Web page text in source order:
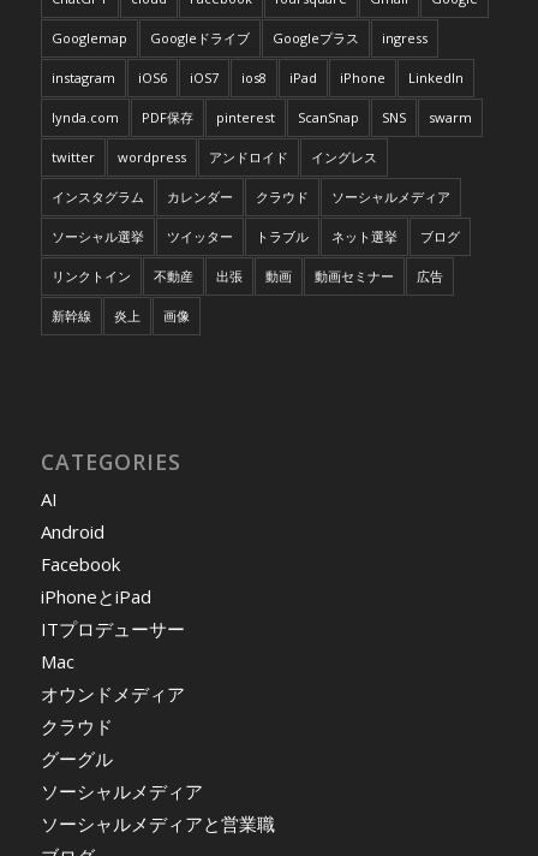
Googlemap Googleドライブ Googleプラス ingress
instagram iOS6 iOS7 ios8 iPad iPhone LinkedIn
lynda.com PDF保存 pinterest ScanSnap SNS swarm
twitter wordpress アンドロイド イングレス
インスタグラム カレンダー クラウド ソーシャルメディア
ソーシャル選挙 ツイッター トラブル ネット選挙 ブログ
リンクトイン 不動産 出張 動画 動画セミナー 広告
新幹線 炎上 画像
CATEGORIES
AI
Android
Facebook
iPhoneとiPad
ITプロデューサー
Mac
オウンドメディア
クラウド
グーグル
ソーシャルメディア
ソーシャルメディアと営業職